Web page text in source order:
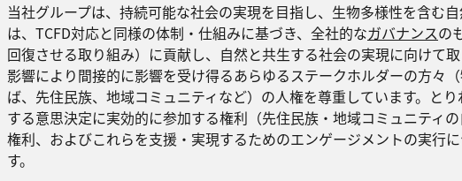
当社グループは、持続可能な社会の実現を目指し、生物多様性を含む
は、TCFD対応と同様の体制・仕組みに基づき、全社的なガバナンスの
回復させる取り組み）に貢献し、自然と共生する社会の実現に向けて
影響により間接的に影響を受け得るあらゆるステークホルダーの方々
ば、先住民族、地域コミュニティなど）の人権を尊重しています。と
する意思決定に実効的に参加する権利（先住民族・地域コミュニティ
権利、およびこれらを支援・実現するためのエンゲージメントの実行
す。